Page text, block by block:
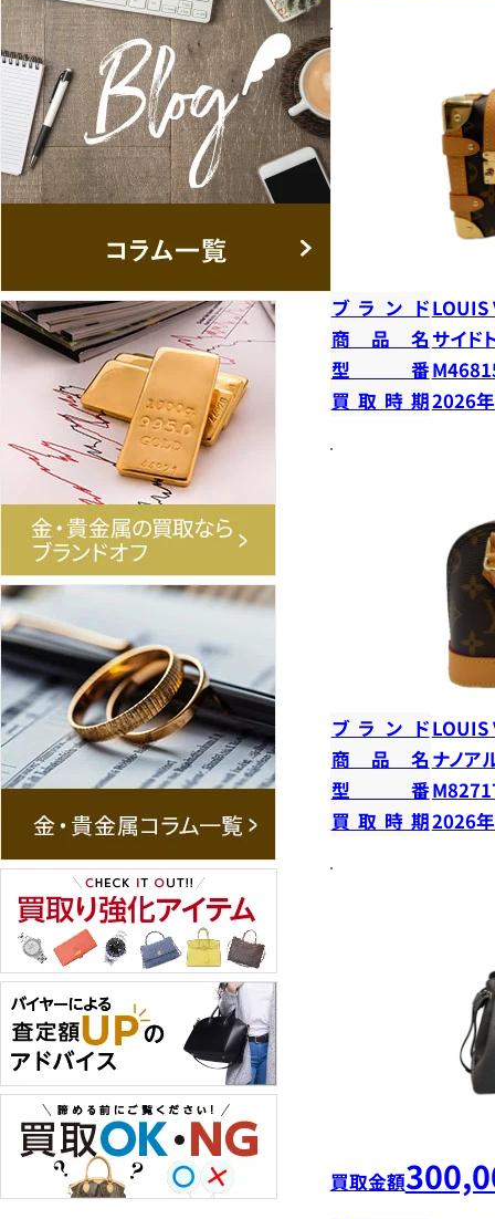
ブランドLOUIS
商品名 サイド
型番
買取時期2026
ブランドLOUIS
商品名 ナノア
型番
買取時期2026
買取金額